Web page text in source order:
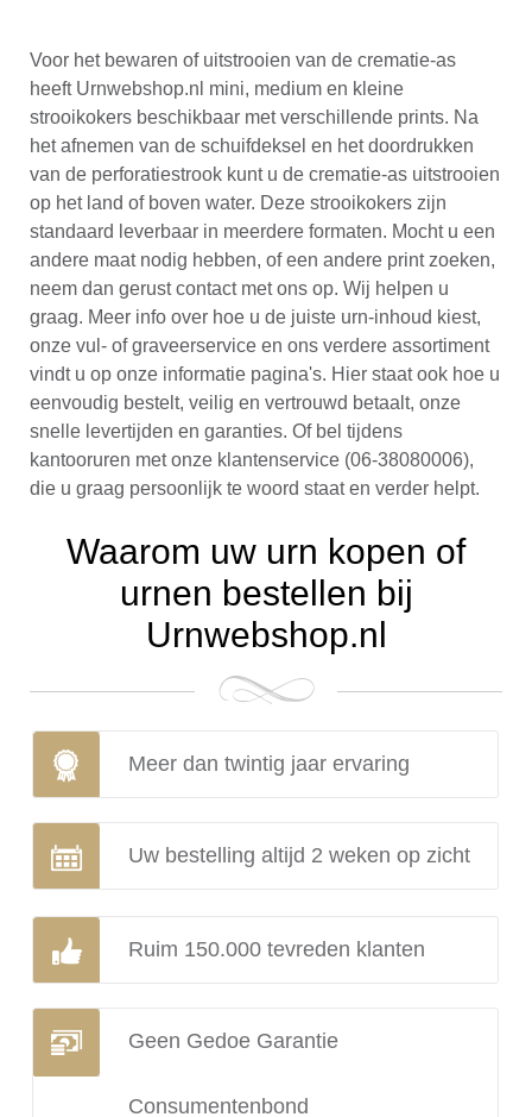
Voor het bewaren of uitstrooien van de crematie-as
heeft Urnwebshop.nl mini, medium en kleine
strooikokers beschikbaar met verschillende prints. Na
het afnemen van de schuifdeksel en het doordrukken
van de perforatiestrook kunt u de crematie-as uitstrooien
op het land of boven water. Deze strooikokers zijn
standaard leverbaar in meerdere formaten. Mocht u een
andere maat nodig hebben, of een andere print zoeken,
neem dan gerust contact met ons op. Wij helpen u
graag. Meer info over hoe u de juiste urn-inhoud kiest,
onze vul- of graveerservice en ons verdere assortiment
vindt u op onze informatie pagina's. Hier staat ook hoe u
eenvoudig bestelt, veilig en vertrouwd betaalt, onze
snelle levertijden en garanties. Of bel tijdens
kantooruren met onze klantenservice (06-38080006),
die u graag persoonlijk te woord staat en verder helpt.
Waarom uw urn kopen of
urnen bestellen bij
Urnwebshop.nl
Meer dan twintig jaar ervaring
Uw bestelling altijd 2 weken op zicht
Ruim 150.000 tevreden klanten
Geen Gedoe Garantie
Consumentenbond